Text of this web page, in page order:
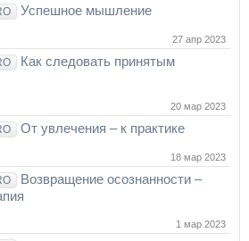
Успешное мышление
27 апр 2023
Как следовать принятым
20 мар 2023
От увлечения – к практике
18 мар 2023
Возвращение осознанности –
1 мар 2023